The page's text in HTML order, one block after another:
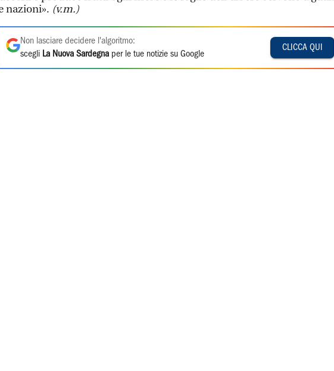
nazioni». (v.m.)
Non lasciare decidere l'algoritmo:
scegli La Nuova Sardegna per le tue notizie su Google
CLICCA QUI